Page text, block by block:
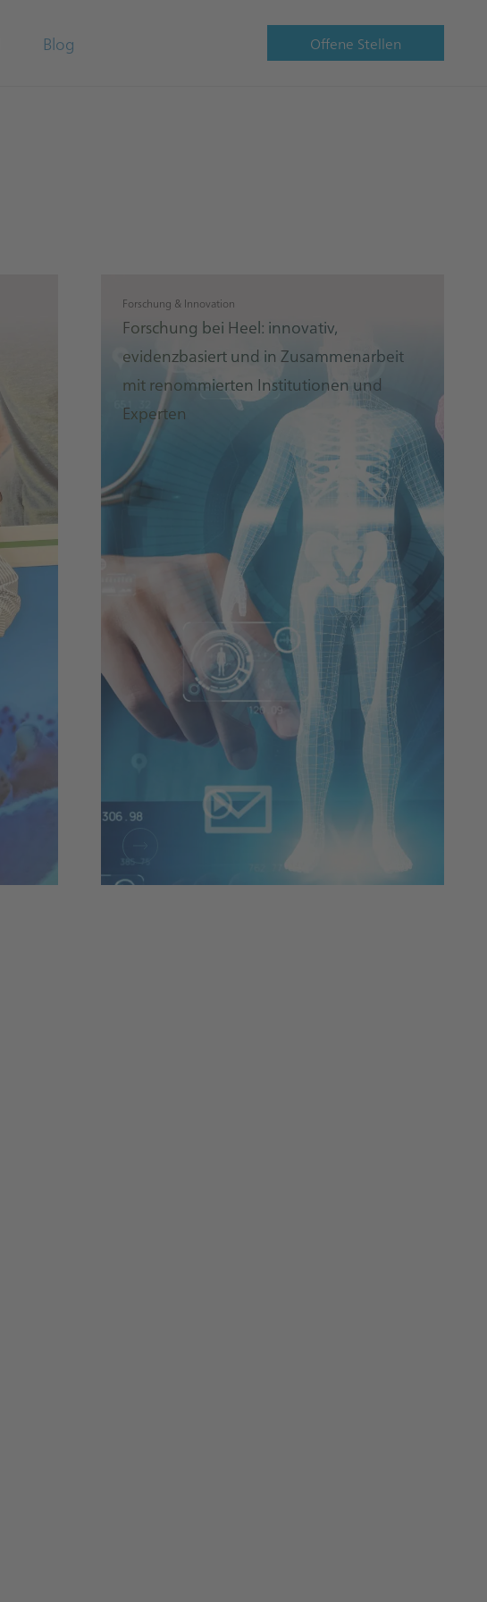
Blog Offene Stellen
Forschung & Innovation
Forschung bei Heel: innovativ,
evidenzbasiert und in Zusammenarbeit
mit renommierten Institutionen und
Experten